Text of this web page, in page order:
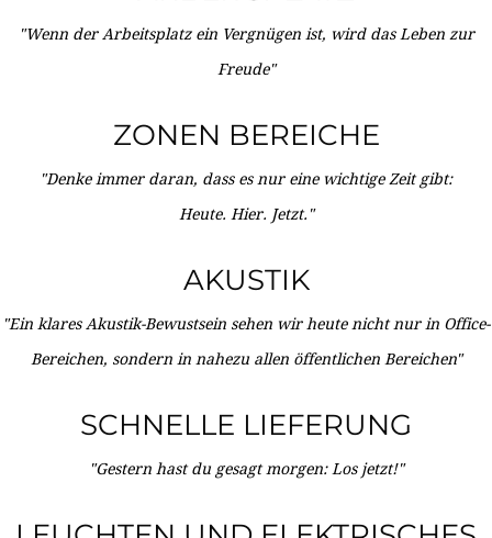
"Wenn der Arbeitsplatz ein Vergnügen ist, wird das Leben zur
Freude"
ZONEN BEREICHE
"Denke immer daran, dass es nur eine wichtige Zeit gibt:
Heute. Hier. Jetzt."
AKUSTIK
"Ein klares Akustik-Bewustsein sehen wir heute nicht nur in Office-
Bereichen, sondern in nahezu allen öffentlichen Bereichen"
SCHNELLE LIEFERUNG
"Gestern hast du gesagt morgen: Los jetzt!"